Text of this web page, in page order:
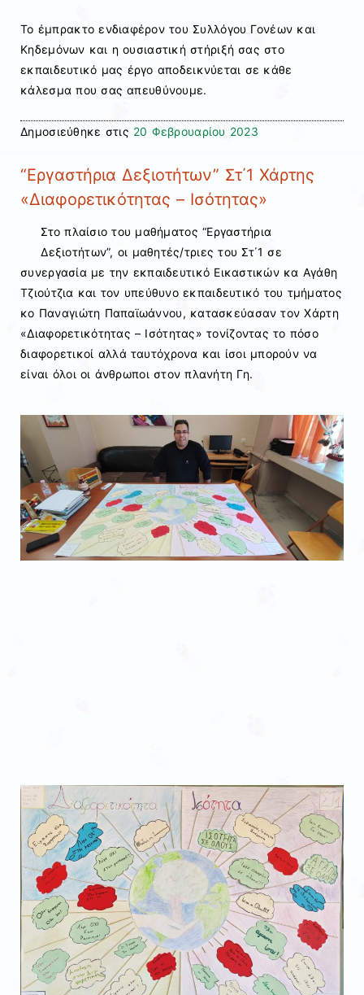
Το έμπρακτο ενδιαφέρον του Συλλόγου Γονέων και
Κηδεμόνων και η ουσιαστική στήριξή σας στο
εκπαιδευτικό μας έργο αποδεικνύεται σε κάθε
κάλεσμα που σας απευθύνουμε.
Δημοσιεύθηκε στις 20 Φεβρουαρίου 2023
“Εργαστήρια Δεξιοτήτων” Στ΄1 Χάρτης
«Διαφορετικότητας – Ισότητας»
Στο πλαίσιο του μαθήματος “Εργαστήρια
Δεξιοτήτων”, οι μαθητές/τριες του Στ΄1 σε
συνεργασία με την εκπαιδευτικό Εικαστικών κα Αγάθη
Τζιούτζια και τον υπεύθυνο εκπαιδευτικό του τμήματος
κο Παναγιώτη Παπαϊωάννου, κατασκεύασαν τον Χάρτη
«Διαφορετικότητας – Ισότητας» τονίζοντας το πόσο
διαφορετικοί αλλά ταυτόχρονα και ίσοι μπορούν να
είναι όλοι οι άνθρωποι στον πλανήτη Γη.